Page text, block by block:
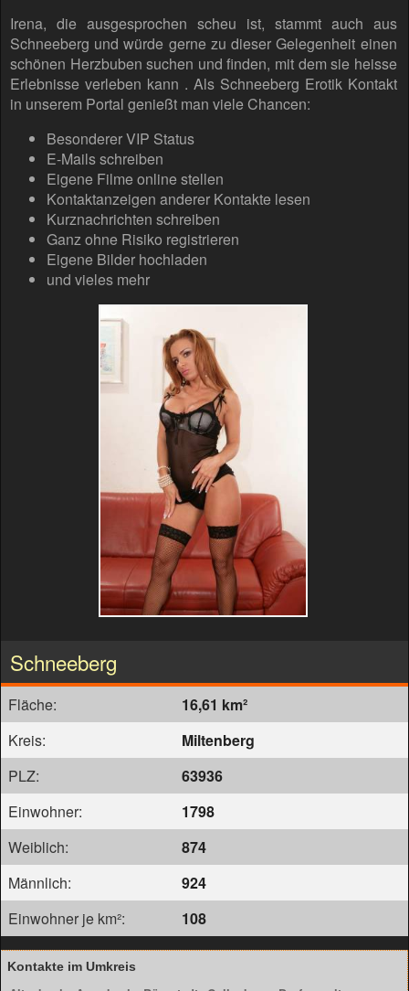
Irena, die ausgesprochen scheu ist, stammt auch aus
Schneeberg und würde gerne zu dieser Gelegenheit einen
schönen Herzbuben suchen und finden, mit dem sie heisse
Erlebnisse verleben kann . Als Schneeberg Erotik Kontakt
in unserem Portal genießt man viele Chancen:
Besonderer VIP Status
E-Mails schreiben
Eigene Filme online stellen
Kontaktanzeigen anderer Kontakte lesen
Kurznachrichten schreiben
Ganz ohne Risiko registrieren
Eigene Bilder hochladen
und vieles mehr
Schneeberg
Fläche:
16,61 km²
Kreis:
Miltenberg
PLZ:
63936
Einwohner:
1798
Weiblich:
874
Männlich:
924
Einwohner je km²:
108
Kontakte im Umkreis